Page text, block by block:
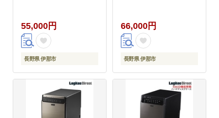
55,000円
長野県 伊那市
WD10EFRX 日本製 フ
ァンレス 冷却 TV
Win11 Mac 対応【LHD-
EN1000U3WR】
66,000円
長野県 伊那市